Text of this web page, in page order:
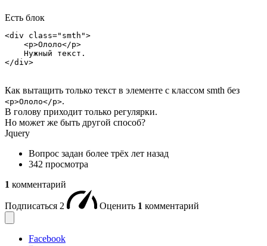
Есть блок
<div class="smth">
    <p>Ололо</p>
    Нужный текст.
</div>
Как вытащить только текст в элементе с классом smth без
<p>Ололо</p>.
В голову приходит только регулярки.
Но может же быть другой способ?
Jquery
Вопрос задан более трёх лет назад
342 просмотра
1 комментарий
Подписаться 2 Оценить 1 комментарий
Facebook